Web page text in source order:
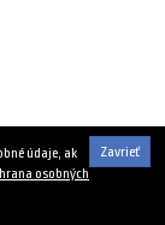
Zavrieť
údaje, ak
osobných